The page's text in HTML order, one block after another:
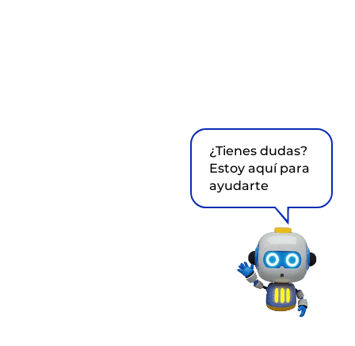
¿Tienes dudas?
Estoy aquí para
ayudarte